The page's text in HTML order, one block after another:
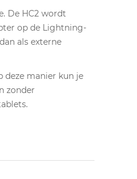
De HC2 wordt
op de Lightning-
als externe
deze manier kun je
zonder